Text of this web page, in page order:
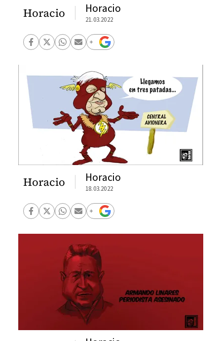
Horacio Horacio
21.03.2022
Horacio Horacio
18.03.2022